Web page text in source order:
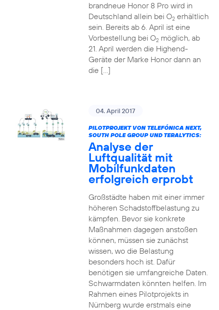
brandneue Honor 8 Pro wird in
Deutschland allein bei O2erhältlich
sein. Bereits ab 6. April ist eine
Vorbestellung bei O2möglich, ab
21. April werden die Highend-
Geräte der Marke Honor dann an
die […]
04. April 2017
PILOTPROJEKT VON TELEFÓNICA NEXT,
SOUTH POLE GROUP UND TERALYTICS:
Analyse der
Luftqualität mit
Mobilfunkdaten
erfolgreich erprobt
Großstädte haben mit einer immer
höheren Schadstoffbelastung zu
kämpfen. Bevor sie konkrete
Maßnahmen dagegen anstoßen
können, müssen sie zunächst
wissen, wo die Belastung
besonders hoch ist. Dafür
benötigen sie umfangreiche Daten.
Schwarmdaten könnten helfen. Im
Rahmen eines Pilotprojekts in
Nürnberg wurde erstmals eine